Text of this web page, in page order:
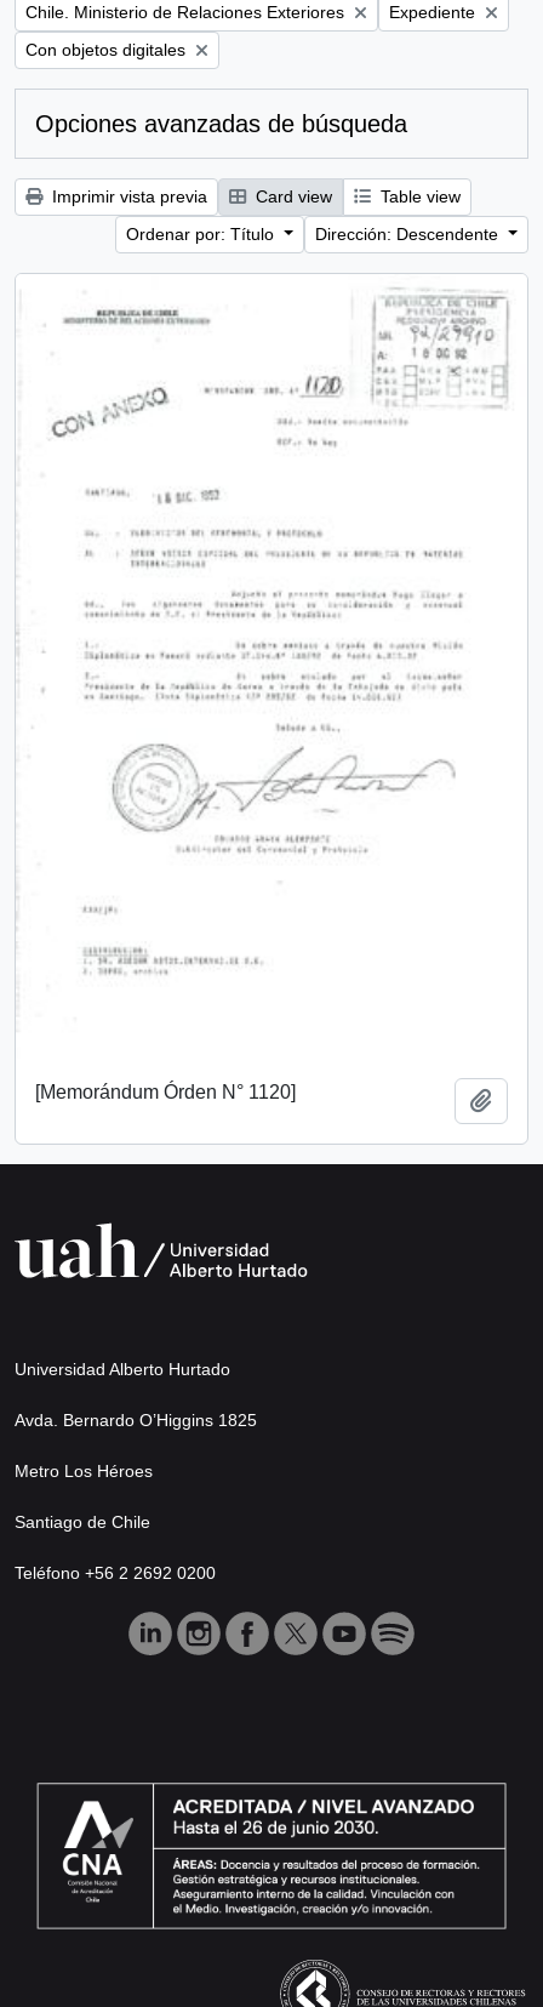
Remove filter:
Chile. Ministerio de Relaciones Exteriores Remove filter:
Expediente
Remove filter:
Con objetos digitales
Opciones avanzadas de búsqueda
Imprimir vista previa Card view
Table view
Ordenar por: Título
Dirección: Descendente
[Memorándum Órden N° 1120]
Universidad Alberto Hurtado
Avda. Bernardo O’Higgins 1825
Metro Los Héroes
Santiago de Chile
Teléfono +56 2 2692 0200